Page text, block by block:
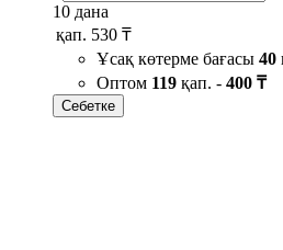
10 дана
қап. 530 ₸
Ұсақ көтерме бағасы 40
Оптом 119 қап. - 400 ₸
Себетке